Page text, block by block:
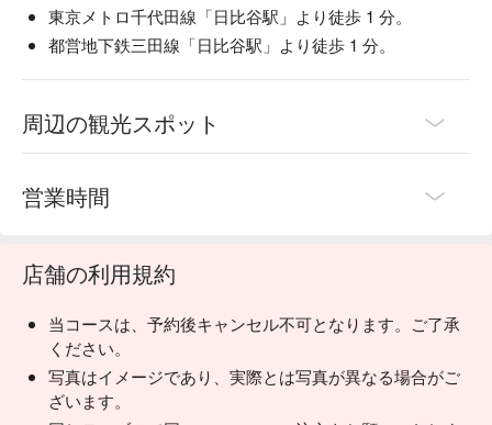
東京メトロ千代田線「日比谷駅」より徒歩 1 分。
都営地下鉄三田線「日比谷駅」より徒歩 1 分。
周辺の観光スポット
営業時間
店舗の利用規約
当コースは、予約後キャンセル不可となります。ご了承
ください。
写真はイメージであり、実際とは写真が異なる場合がご
ざいます。